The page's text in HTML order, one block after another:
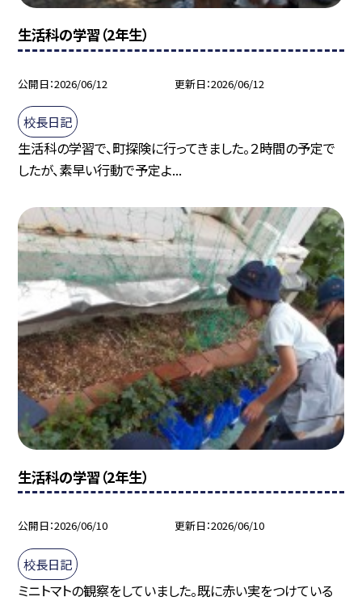
生活科の学習（2年生）
公開日 2026/06/12 更新日 2026/06/12
校長日記
生活科の学習で、町探険に行ってきました。２時間の予定で
したが、素早い行動で予定よ...
生活科の学習（2年生）
公開日 2026/06/10 更新日 2026/06/10
校長日記
ミニトマトの観察をしていました。既に赤い実をつけている